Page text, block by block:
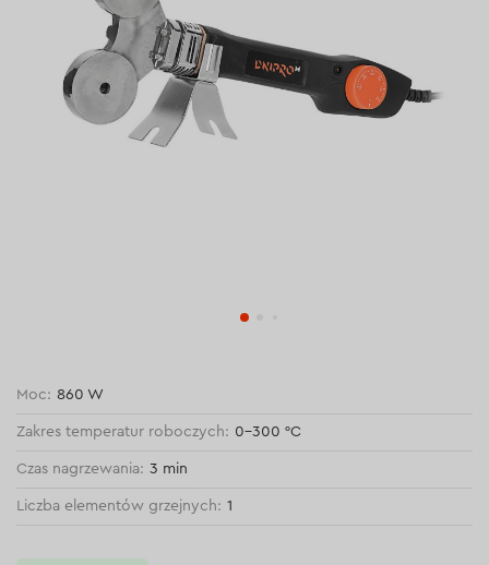
Moc: 860 W
Zakres temperatur roboczych: 0–300 °C
Czas nagrzewania: 3 min
Liczba elementów grzejnych: 1